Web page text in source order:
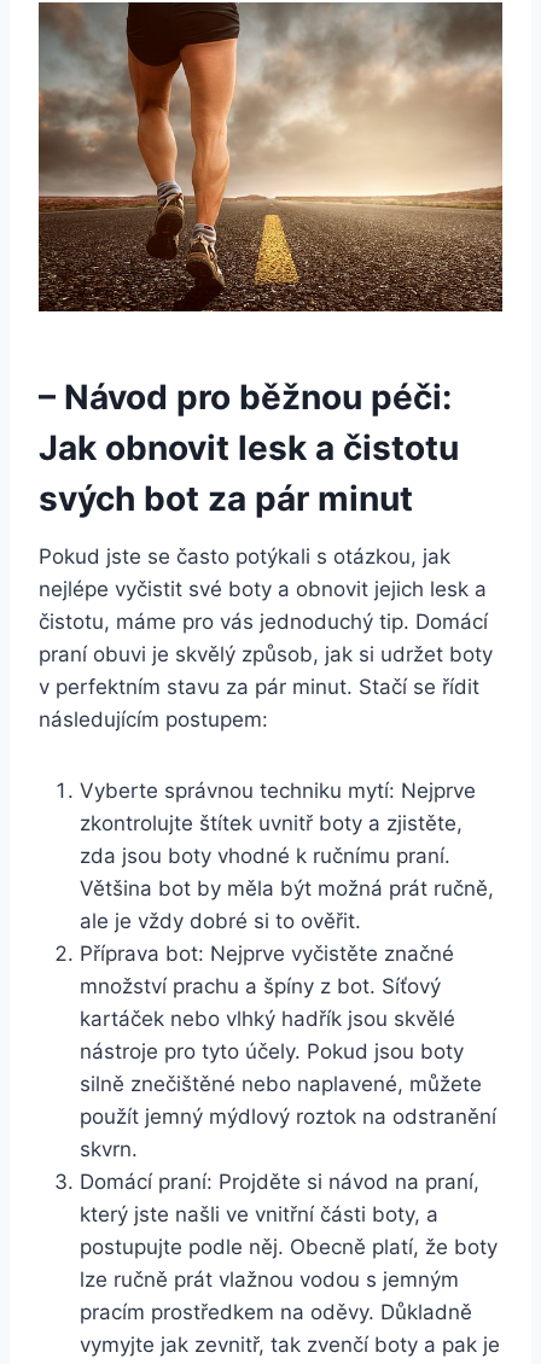
– Návod pro běžnou péči:
Jak obnovit lesk⁣ a čistotu
svých bot za pár minut
Pokud jste se často potýkali s ⁣otázkou, ⁣jak ​
nejlépe vyčistit své boty ‌a obnovit jejich lesk a
čistotu,⁢ máme pro vás⁢ jednoduchý tip. Domácí
praní obuvi je skvělý⁣ způsob, jak si‌ udržet ​boty
v perfektním stavu za pár minut. Stačí se řídit
následujícím ‍postupem:
Vyberte správnou techniku⁣ mytí:‌ Nejprve
zkontrolujte štítek uvnitř boty a zjistěte,
zda jsou​ boty‌ vhodné k ručnímu praní.
Většina bot by měla být možná​ prát ručně,⁣
ale je vždy dobré si to ⁤ověřit. ‌
Příprava bot: Nejprve⁤ vyčistěte značné
množství prachu a ‌špíny z bot. Síťový⁣
kartáček nebo vlhký ⁣hadřík‌ jsou skvělé
nástroje pro tyto účely. Pokud jsou boty
silně znečištěné nebo naplavené, můžete
použít jemný mýdlový roztok ‍na odstranění
skvrn.
Domácí praní: Projděte si návod na praní,
který jste našli ve vnitřní části boty, a
postupujte‍ podle něj. Obecně platí, že boty⁤
lze ručně prát vlažnou vodou s jemným
pracím prostředkem na oděvy. Důkladně
vymyjte jak zevnitř, tak zvenčí boty⁢ a pak je